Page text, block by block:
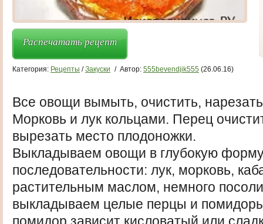
Распечатать рецепт
Категория: Рецепты /Закуски / Автор: 555bevendjik555 (26.06.16)
Все овощи вымыть, очистить,
Морковь и лук кольцами. Перец
вырезать место плодоножки.
Выкладываем овощи в глубокую
последовательности: лук, морковь,
растительным маслом, немного
выкладываем целые перцы и